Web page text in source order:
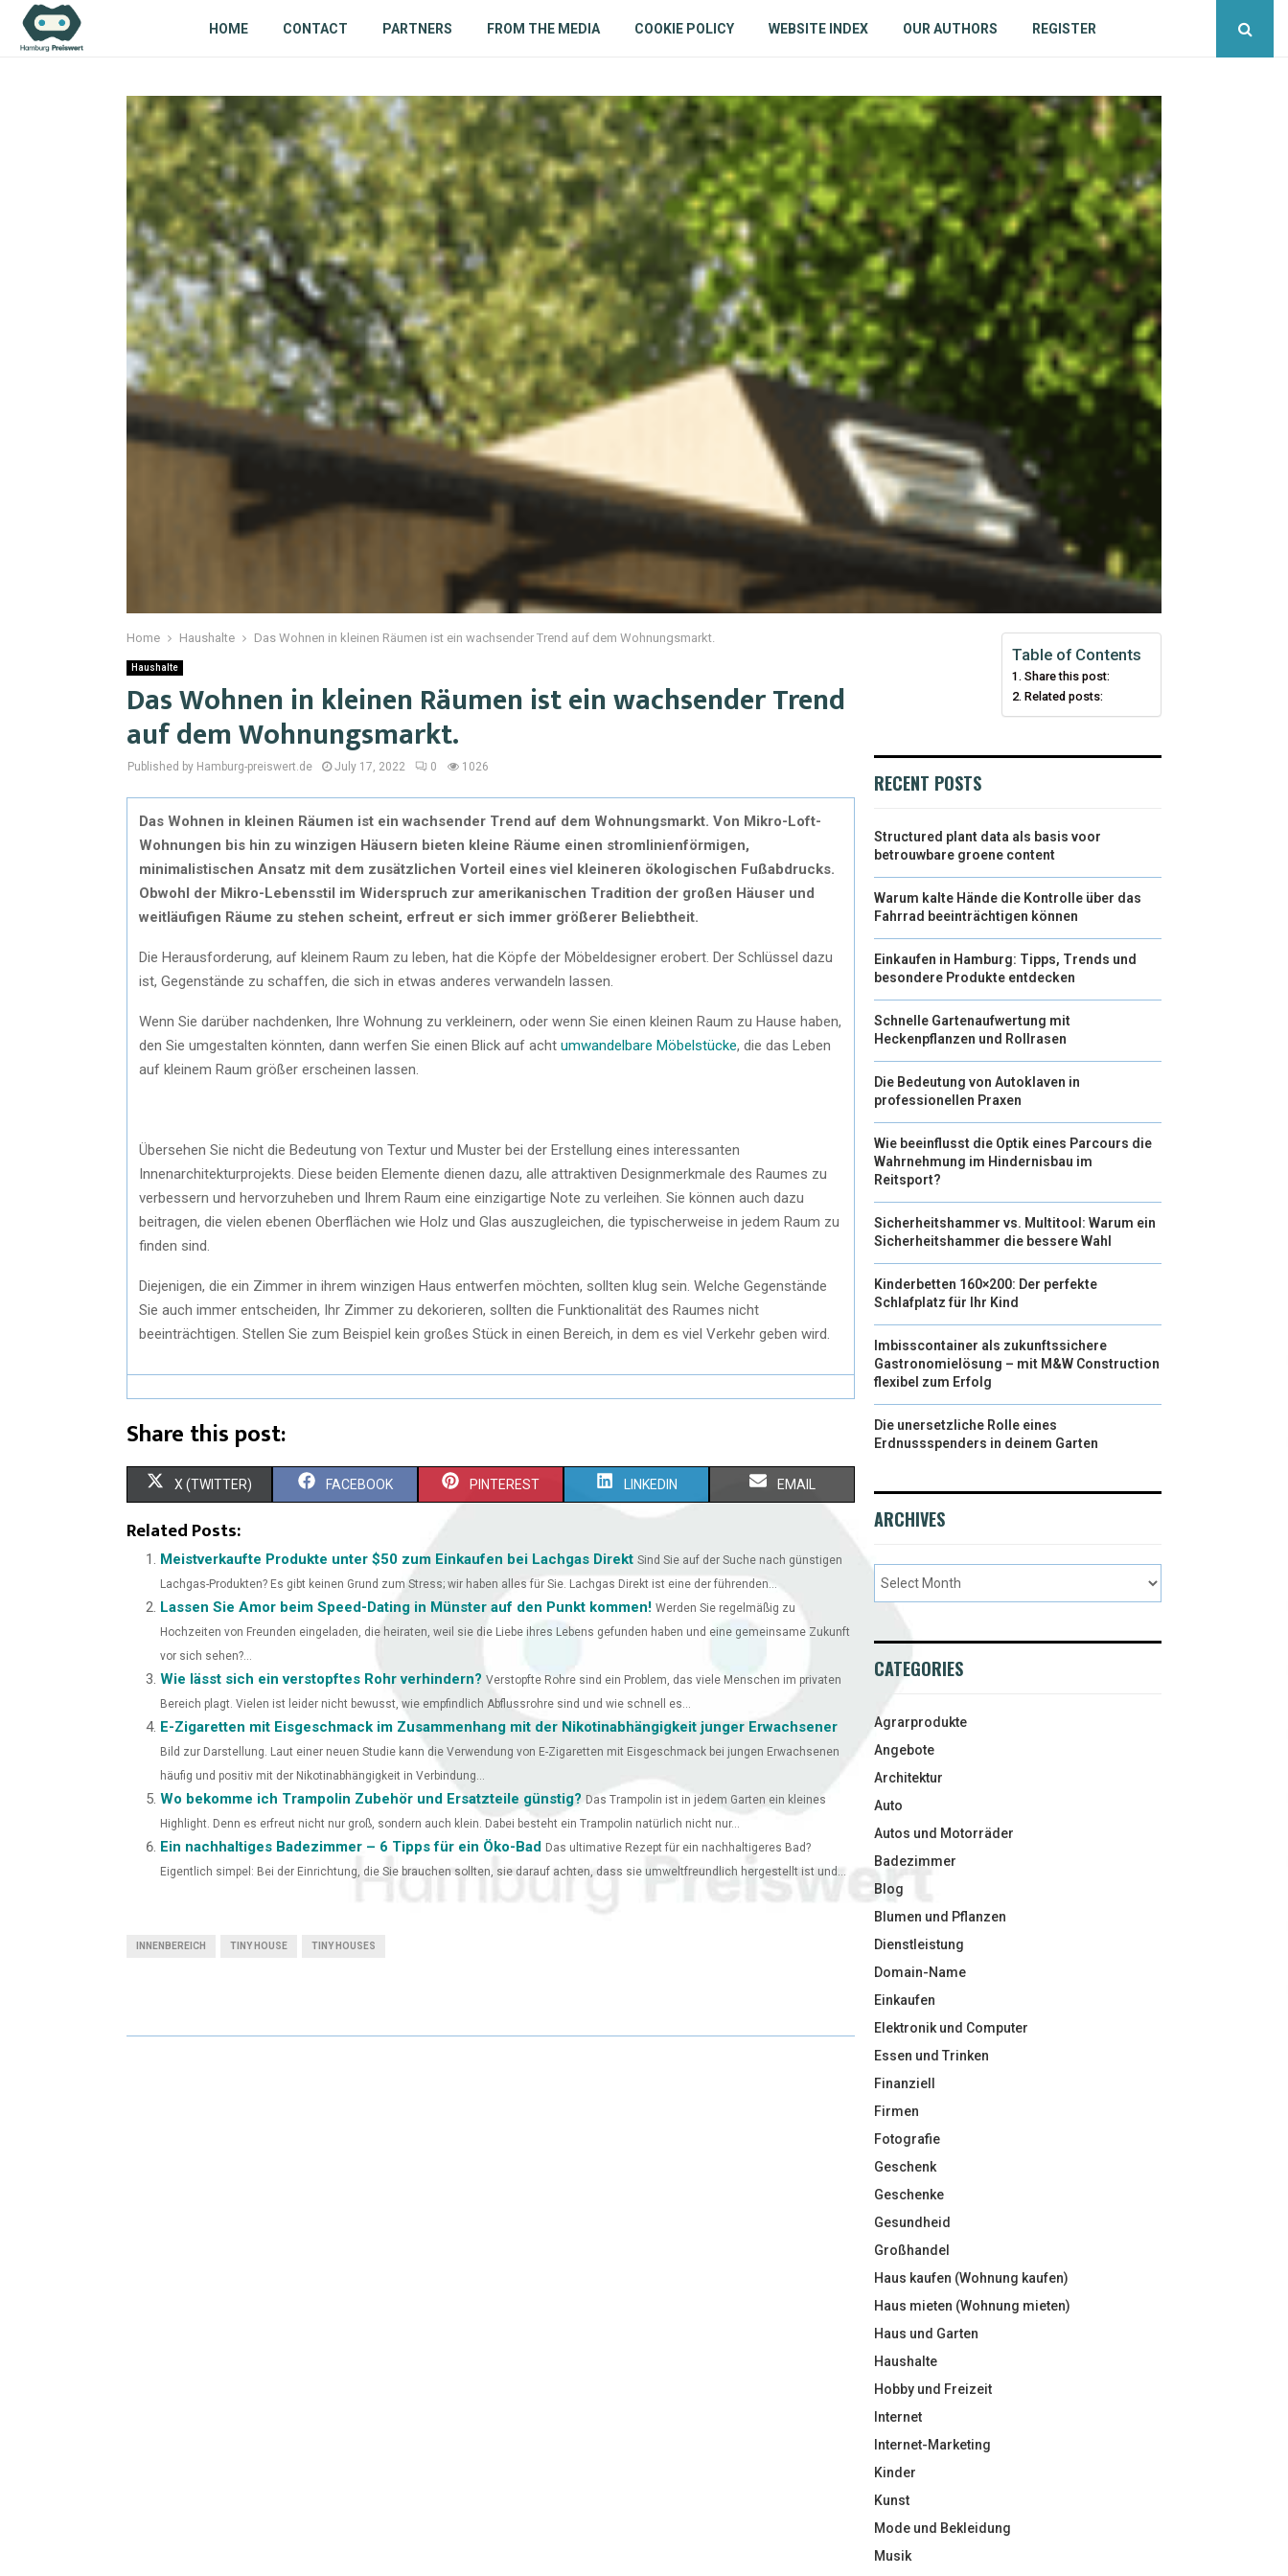
HOME CONTACT PARTNERS FROM THE MEDIA COOKIE POLICY WEBSITE INDEX OUR AUTHORS REGISTER
Home Haushalte Das Wohnen in kleinen Räumen ist ein wachsender Trend auf dem Wohnungsmarkt.
Haushalte
Das Wohnen in kleinen Räumen ist ein wachsender Trend
auf dem Wohnungsmarkt.
Published by Hamburg-preiswert.de July 17, 2022 0 1026
Das Wohnen in kleinen Räumen ist ein wachsender Trend auf dem Wohnungsmarkt. Von Mikro-Loft-
Wohnungen bis hin zu winzigen Häusern bieten kleine Räume einen stromlinienförmigen,
minimalistischen Ansatz mit dem zusätzlichen Vorteil eines viel kleineren ökologischen Fußabdrucks.
Obwohl der Mikro-Lebensstil im Widerspruch zur amerikanischen Tradition der großen Häuser und
weitläufigen Räume zu stehen scheint, erfreut er sich immer größerer Beliebtheit.
Die Herausforderung, auf kleinem Raum zu leben, hat die Köpfe der Möbeldesigner erobert. Der Schlüssel dazu
ist, Gegenstände zu schaffen, die sich in etwas anderes verwandeln lassen.
Wenn Sie darüber nachdenken, Ihre Wohnung zu verkleinern, oder wenn Sie einen kleinen Raum zu Hause haben,
den Sie umgestalten könnten, dann werfen Sie einen Blick auf acht umwandelbare Möbelstücke, die das Leben
auf kleinem Raum größer erscheinen lassen.
Übersehen Sie nicht die Bedeutung von Textur und Muster bei der Erstellung eines interessanten
Innenarchitekturprojekts. Diese beiden Elemente dienen dazu, alle attraktiven Designmerkmale des Raumes zu
verbessern und hervorzuheben und Ihrem Raum eine einzigartige Note zu verleihen. Sie können auch dazu
beitragen, die vielen ebenen Oberflächen wie Holz und Glas auszugleichen, die typischerweise in jedem Raum zu
finden sind.
Diejenigen, die ein Zimmer in ihrem winzigen Haus entwerfen möchten, sollten klug sein. Welche Gegenstände
Sie auch immer entscheiden, Ihr Zimmer zu dekorieren, sollten die Funktionalität des Raumes nicht
beeinträchtigen. Stellen Sie zum Beispiel kein großes Stück in einen Bereich, in dem es viel Verkehr geben wird.
Share this post:
X (TWITTER) FACEBOOK PINTEREST LINKEDIN EMAIL
Related Posts:
Meistverkaufte Produkte unter $50 zum Einkaufen bei Lachgas Direkt Sind Sie auf der Suche nach günstigen
Lachgas-Produkten? Es gibt keinen Grund zum Stress; wir haben alles für Sie. Lachgas Direkt ist eine der führenden...
Lassen Sie Amor beim Speed-Dating in Münster auf den Punkt kommen! Werden Sie regelmäßig zu
Hochzeiten von Freunden eingeladen, die heiraten, weil sie die Liebe ihres Lebens gefunden haben und eine gemeinsame Zukunft
vor sich sehen?...
Wie lässt sich ein verstopftes Rohr verhindern? Verstopfte Rohre sind ein Problem, das viele Menschen im privaten
Bereich plagt. Vielen ist leider nicht bewusst, wie empfindlich Abflussrohre sind und wie schnell es...
E-Zigaretten mit Eisgeschmack im Zusammenhang mit der Nikotinabhängigkeit junger Erwachsener
Bild zur Darstellung. Laut einer neuen Studie kann die Verwendung von E-Zigaretten mit Eisgeschmack bei jungen Erwachsenen
häufig und positiv mit der Nikotinabhängigkeit in Verbindung...
Wo bekomme ich Trampolin Zubehör und Ersatzteile günstig? Das Trampolin ist in jedem Garten ein kleines
Highlight. Denn es erfreut nicht nur groß, sondern auch klein. Dabei besteht ein Trampolin natürlich nicht nur...
Ein nachhaltiges Badezimmer – 6 Tipps für ein Öko-Bad Das ultimative Rezept für ein nachhaltigeres Bad?
Eigentlich simpel: Bei der Einrichtung, die Sie brauchen sollten, sie darauf achten, dass sie umweltfreundlich hergestellt ist und...
INNENBEREICH TINY HOUSE TINY HOUSES
Table of Contents
Share this post:
Related posts:
RECENT POSTS
Structured plant data als basis voor
betrouwbare groene content
Warum kalte Hände die Kontrolle über das
Fahrrad beeinträchtigen können
Einkaufen in Hamburg: Tipps, Trends und
besondere Produkte entdecken
Schnelle Gartenaufwertung mit
Heckenpflanzen und Rollrasen
Die Bedeutung von Autoklaven in
professionellen Praxen
Wie beeinflusst die Optik eines Parcours die
Wahrnehmung im Hindernisbau im
Reitsport?
Sicherheitshammer vs. Multitool: Warum ein
Sicherheitshammer die bessere Wahl
Kinderbetten 160×200: Der perfekte
Schlafplatz für Ihr Kind
Imbisscontainer als zukunftssichere
Gastronomielösung – mit M&W Construction
flexibel zum Erfolg
Die unersetzliche Rolle eines
Erdnussspenders in deinem Garten
ARCHIVES
CATEGORIES
Agrarprodukte
Angebote
Architektur
Auto
Autos und Motorräder
Badezimmer
Blog
Blumen und Pflanzen
Dienstleistung
Domain-Name
Einkaufen
Elektronik und Computer
Essen und Trinken
Finanziell
Firmen
Fotografie
Geschenk
Geschenke
Gesundheid
Großhandel
Haus kaufen (Wohnung kaufen)
Haus mieten (Wohnung mieten)
Haus und Garten
Haushalte
Hobby und Freizeit
Internet
Internet-Marketing
Kinder
Kunst
Mode und Bekleidung
Musik